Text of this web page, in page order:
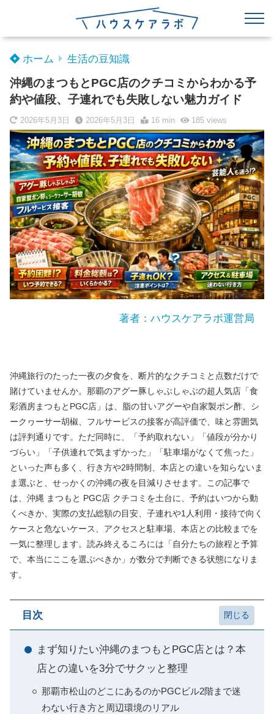
ホーム 生活の豆知識
沖縄のまつもとPGC店のクチコミからわかる予
約や値段、子連れでも失敗しない魅力ガイド
2026年5月3日 2026年5月3日 16 min 185views
著者：ハウスケアラボ運営局
沖縄旅行のたった一夜の夕食を、断片的なクチコミと点数だけで
賭けていませんか。那覇のアグー豚しゃぶしゃぶの超人気店「食
彩酒房まつもとPGC店」は、脂の甘いアグーや自家製ポン酢、シ
ークヮーサー胡椒、フルサービスの接客が高評価で、味と雰囲気
は評判通りです。ただ同時に、「予約取れない」「値段が分かり
づらい」「子供連れで気まずかった」「駐車場がなくて焦った」
といった声も多く、行き方や2時間制、本店との違いを知らないま
ま選ぶと、せっかくの沖縄の夜を目減りさせます。この記事で
は、沖縄 まつもと PGC店 クチコミを土台に、予約はいつから動
くべきか、実際の支払総額の目安、子連れや1人利用・接待で向く
ケースと危ないケース、アクセスと駐車場、本店との比較までを
一気に整理します。読み終えるころには「自分たちの旅程と予算
で、本当にここを選ぶべきか」が数分で判断できる状態になりま
す。
目次
まず知りたい沖縄のまつもとPGC店とは？本
店との違いを3分でサクッと整理
那覇市松山のどこにあるのかPGCビル2階まで迷
わない行き方と周辺環境のリアル